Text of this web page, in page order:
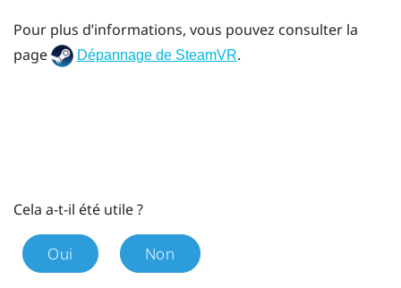
Pour plus d’informations, vous pouvez consulter la
page
Dépannage de SteamVR.
Cela a-t-il été utile ?
Oui Non